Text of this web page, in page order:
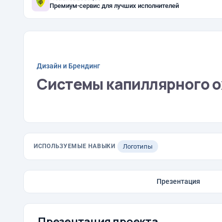
Премиум-сервис для лучших исполнителей
Дизайн и Брендинг
Системы капиллярного
ИСПОЛЬЗУЕМЫЕ НАВЫКИ Логотипы
Презентация